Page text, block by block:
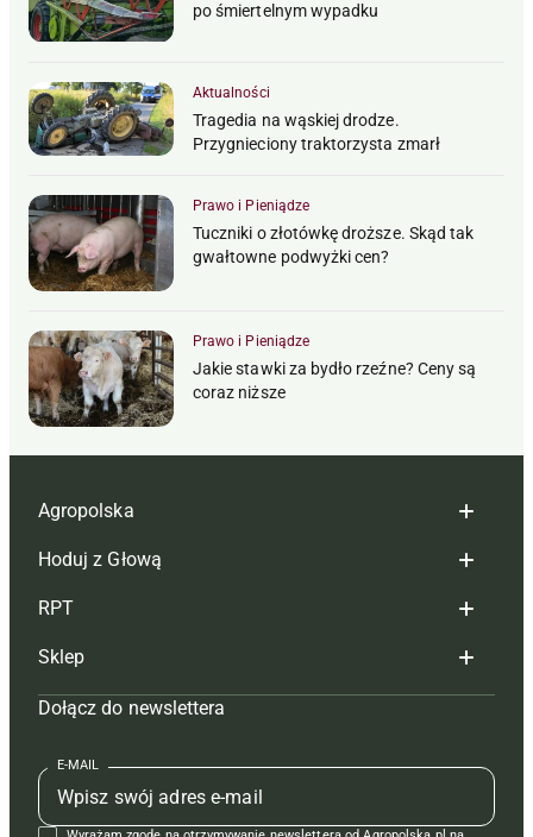
po śmiertelnym wypadku
Aktualności
Tragedia na wąskiej drodze.
Przygnieciony traktorzysta zmarł
Prawo i Pieniądze
Tuczniki o złotówkę droższe. Skąd tak
gwałtowne podwyżki cen?
Prawo i Pieniądze
Jakie stawki za bydło rzeźne? Ceny są
coraz niższe
Agropolska
Redakcja
Reklama
Tagi
Mapa serwisu
Kontakt
Regulamin
Hoduj z Głową
Hoduj z głową bydło
Hoduj z głową świnie
Prenumerata
Redakcja
Kontakt
RPT
Redakcja
Prenumerata
Reklama
Kontakt
Sklep
Czasopisma i prenumerata
Książki
Regulamin
Dołącz do newslettera
E-MAIL